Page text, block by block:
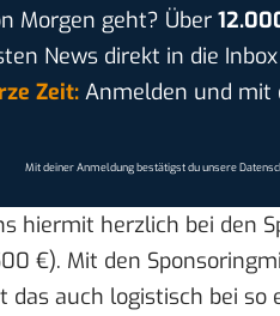
Morgen geht? Über
News direkt in die
Zeit:Anmelden und mit
Mit deiner Anmeldung bestätigst du unsere
hiermit herzlich bei den
€). Mit den
auch logistisch bei so